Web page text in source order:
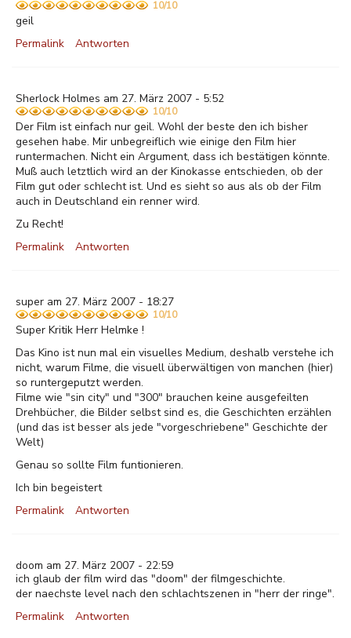
10/10
geil
Permalink
Antworten
Sherlock Holmes am 27. März 2007 - 5:52
10/10
Der Film ist einfach nur geil. Wohl der beste den ich bisher
gesehen habe. Mir unbegreiflich wie einige den Film hier
runtermachen. Nicht ein Argument, dass ich bestätigen könnte.
Muß auch letztlich wird an der Kinokasse entschieden, ob der
Film gut oder schlecht ist. Und es sieht so aus als ob der Film
auch in Deutschland ein renner wird.
Zu Recht!
Permalink
Antworten
super am 27. März 2007 - 18:27
10/10
Super Kritik Herr Helmke !
Das Kino ist nun mal ein visuelles Medium, deshalb verstehe ich
nicht, warum Filme, die visuell überwältigen von manchen (hier)
so runtergeputzt werden.
Filme wie "sin city" und "300" brauchen keine ausgefeilten
Drehbücher, die Bilder selbst sind es, die Geschichten erzählen
(und das ist besser als jede "vorgeschriebene" Geschichte der
Welt)
Genau so sollte Film funtionieren.
Ich bin begeistert
Permalink
Antworten
doom am 27. März 2007 - 22:59
ich glaub der film wird das "doom" der filmgeschichte.
der naechste level nach den schlachtszenen in "herr der ringe".
Permalink
Antworten